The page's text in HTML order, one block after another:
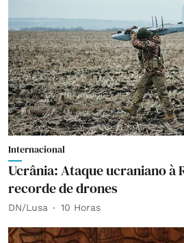
Internacional
Ucrânia: Ataque ucraniano à
recorde de drones
DN/Lusa 10 Horas